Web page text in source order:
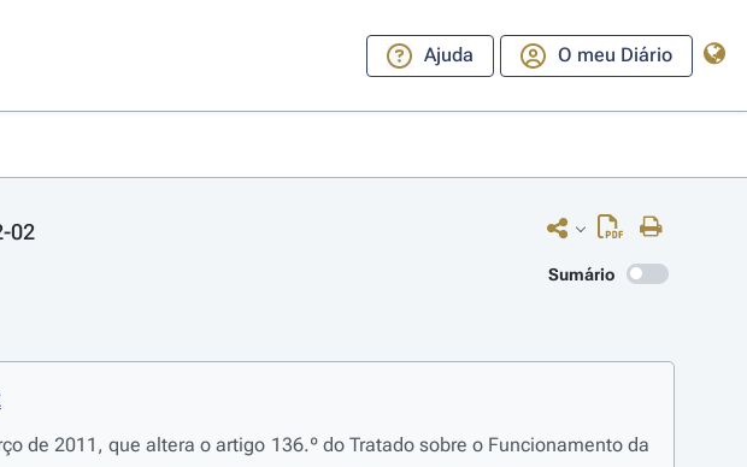
Ajuda O meu Diário
02
Sumário
de 2011, que altera o artigo 136.º do Tratado sobre o Funcionamento da